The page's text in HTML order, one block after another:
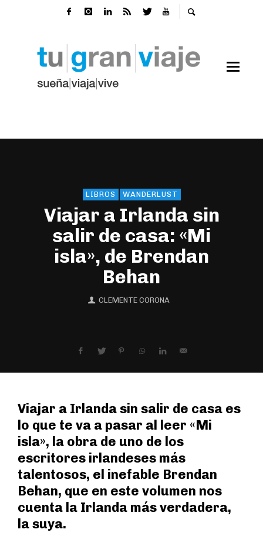
LIBROS WANDERLUST
Viajar a Irlanda sin
salir de casa: «Mi
isla», de Brendan
Behan
CLEMENTE CORONA
Viajar a Irlanda sin salir de casa es
lo que te va a pasar al leer «Mi
isla», la obra de uno de los
escritores irlandeses más
talentosos, el inefable Brendan
Behan, que en este volumen nos
cuenta la Irlanda más verdadera,
la suya.